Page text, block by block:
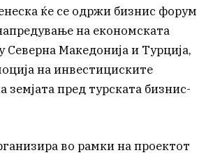
ќе се одржи бизнис форум
на економската
Северна Македонија и Турција,
на инвестициските
земјата пред турската бизнис-
во рамки на проектот